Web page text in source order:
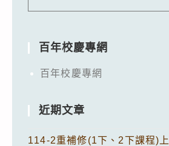
百年校慶專網
百年校慶專網
近期文章
114-2重補修(1下、2下課程)